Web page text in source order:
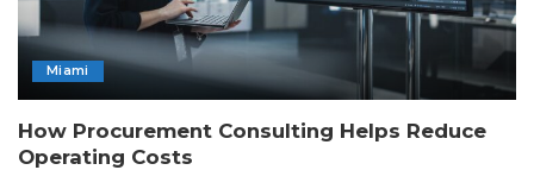
Miami
How Procurement Consulting Helps Reduce
Operating Costs